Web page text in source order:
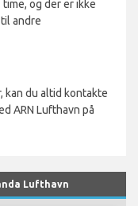
og der er ikke
andre
kan du altid kontakte
ARN Lufthavn på
Lufthavn